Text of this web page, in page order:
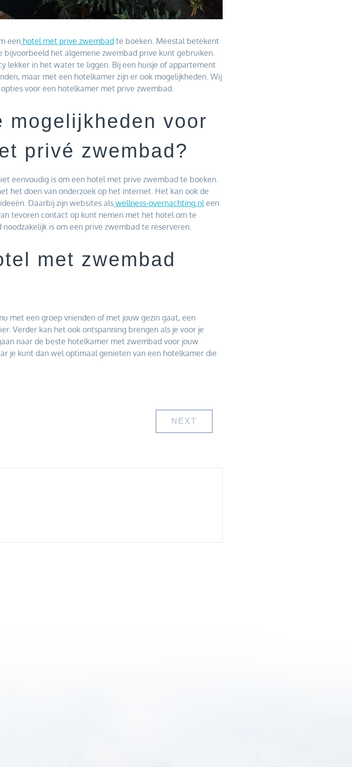
een hotel met prive zwembadte boeken. Meestal betekent
het algemene zwembad prive kunt gebruiken.
lekker in het water te liggen. Bij een huisje of appartement
maar met een hotelkamer zijn er ook mogelijkheden. Wij
voor een hotelkamer met prive zwembad.
mogelijkheden voor
privé zwembad?
eenvoudig is om een hotel met prive zwembad te boeken.
het doen van onderzoek op het internet. Het kan ook de
Daarbij zijn websites als wellness-overnachting.nleen
tevoren contact op kunt nemen met het hotel om te
is om een prive zwembad te reserveren.
met zwembad
met een groep vrienden of met jouw gezin gaat, een
Verder kan het ook ontspanning brengen als je voor je
naar de beste hotelkamer met zwembad voor jouw
je kunt dan wel optimaal genieten van een hotelkamer die
NEXT